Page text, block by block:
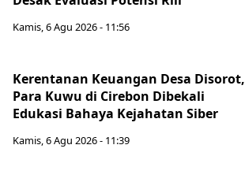
Kamis, 6 Agu 2026 - 11:56
Kerentanan Keuangan Desa Disorot,
Para Kuwu di Cirebon Dibekali
Edukasi Bahaya Kejahatan Siber
Kamis, 6 Agu 2026 - 11:39